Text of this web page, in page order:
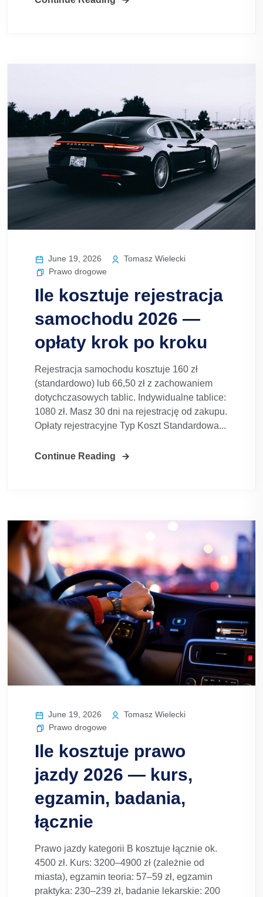
June 19, 2026
Tomasz Wielecki
Prawo drogowe
Ile kosztuje rejestracja
samochodu 2026 —
opłaty krok po kroku
Rejestracja samochodu kosztuje 160 zł
(standardowo) lub 66,50 zł z zachowaniem
dotychczasowych tablic. Indywidualne tablice:
1080 zł. Masz 30 dni na rejestrację od zakupu.
Opłaty rejestracyjne Typ Koszt Standardowa...
Continue Reading
June 19, 2026
Tomasz Wielecki
Prawo drogowe
Ile kosztuje prawo
jazdy 2026 — kurs,
egzamin, badania,
łącznie
Prawo jazdy kategorii B kosztuje łącznie ok.
4500 zł. Kurs: 3200–4900 zł (zależnie od
miasta), egzamin teoria: 57–59 zł, egzamin
praktyka: 230–239 zł, badanie lekarskie: 200